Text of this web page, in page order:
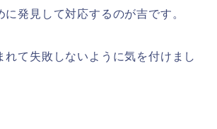
発見して対応するのが吉です。
れて失敗しないように気を付けまし